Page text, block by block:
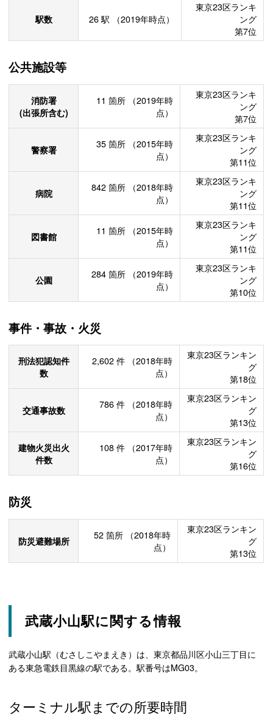
駅数 26駅 （2019年時点）
東京23区ランキ
ング
第7位
公共施設等
消防署
(出張所含む)
11 箇所
（2019年時
点）
東京23区ランキ
ング
第7位
警察署 35 箇所
（2015年時
点）
東京23区ランキ
ング
第11位
病院 842 箇所
（2018年時
点）
東京23区ランキ
ング
第11位
図書館 11 箇所
（2015年時
点）
東京23区ランキ
ング
第11位
公園 284 箇所
（2019年時
点）
東京23区ランキ
ング
第10位
事件・事故・火災
刑法犯認知件
数
2,602 件
（2018年時
点）
東京23区ランキン
グ
第18位
交通事故数 786 件
（2018年時
点）
東京23区ランキン
グ
第13位
建物火災出火
件数
108 件
（2017年時
点）
東京23区ランキン
グ
第16位
防災
防災避難場所 52 箇所
（2018年時
点）
東京23区ランキン
グ
第13位
武蔵小山駅に関する情報
武蔵小山駅（むさしこやまえき）は、東京都品川区小山三丁目に
ある東急電鉄目黒線の駅である。駅番号はMG03。
ターミナル駅までの所要時間